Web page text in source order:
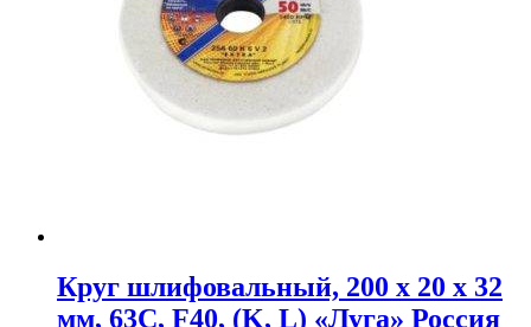
Круг шлифовальный, 200 х 20 х 32
мм, 63С, F40, (K, L) «Луга» Россия